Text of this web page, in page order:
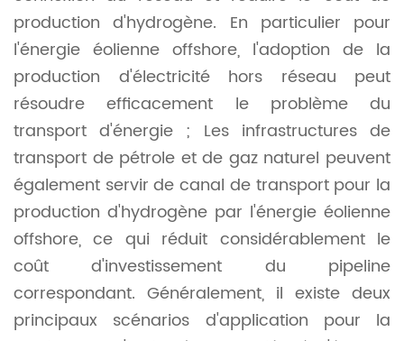
production d'hydrogène. En particulier pour
l'énergie éolienne offshore, l'adoption de la
production d'électricité hors réseau peut
résoudre efficacement le problème du
transport d'énergie ; Les infrastructures de
transport de pétrole et de gaz naturel peuvent
également servir de canal de transport pour la
production d'hydrogène par l'énergie éolienne
offshore, ce qui réduit considérablement le
coût d'investissement du pipeline
correspondant. Généralement, il existe deux
principaux scénarios d'application pour la